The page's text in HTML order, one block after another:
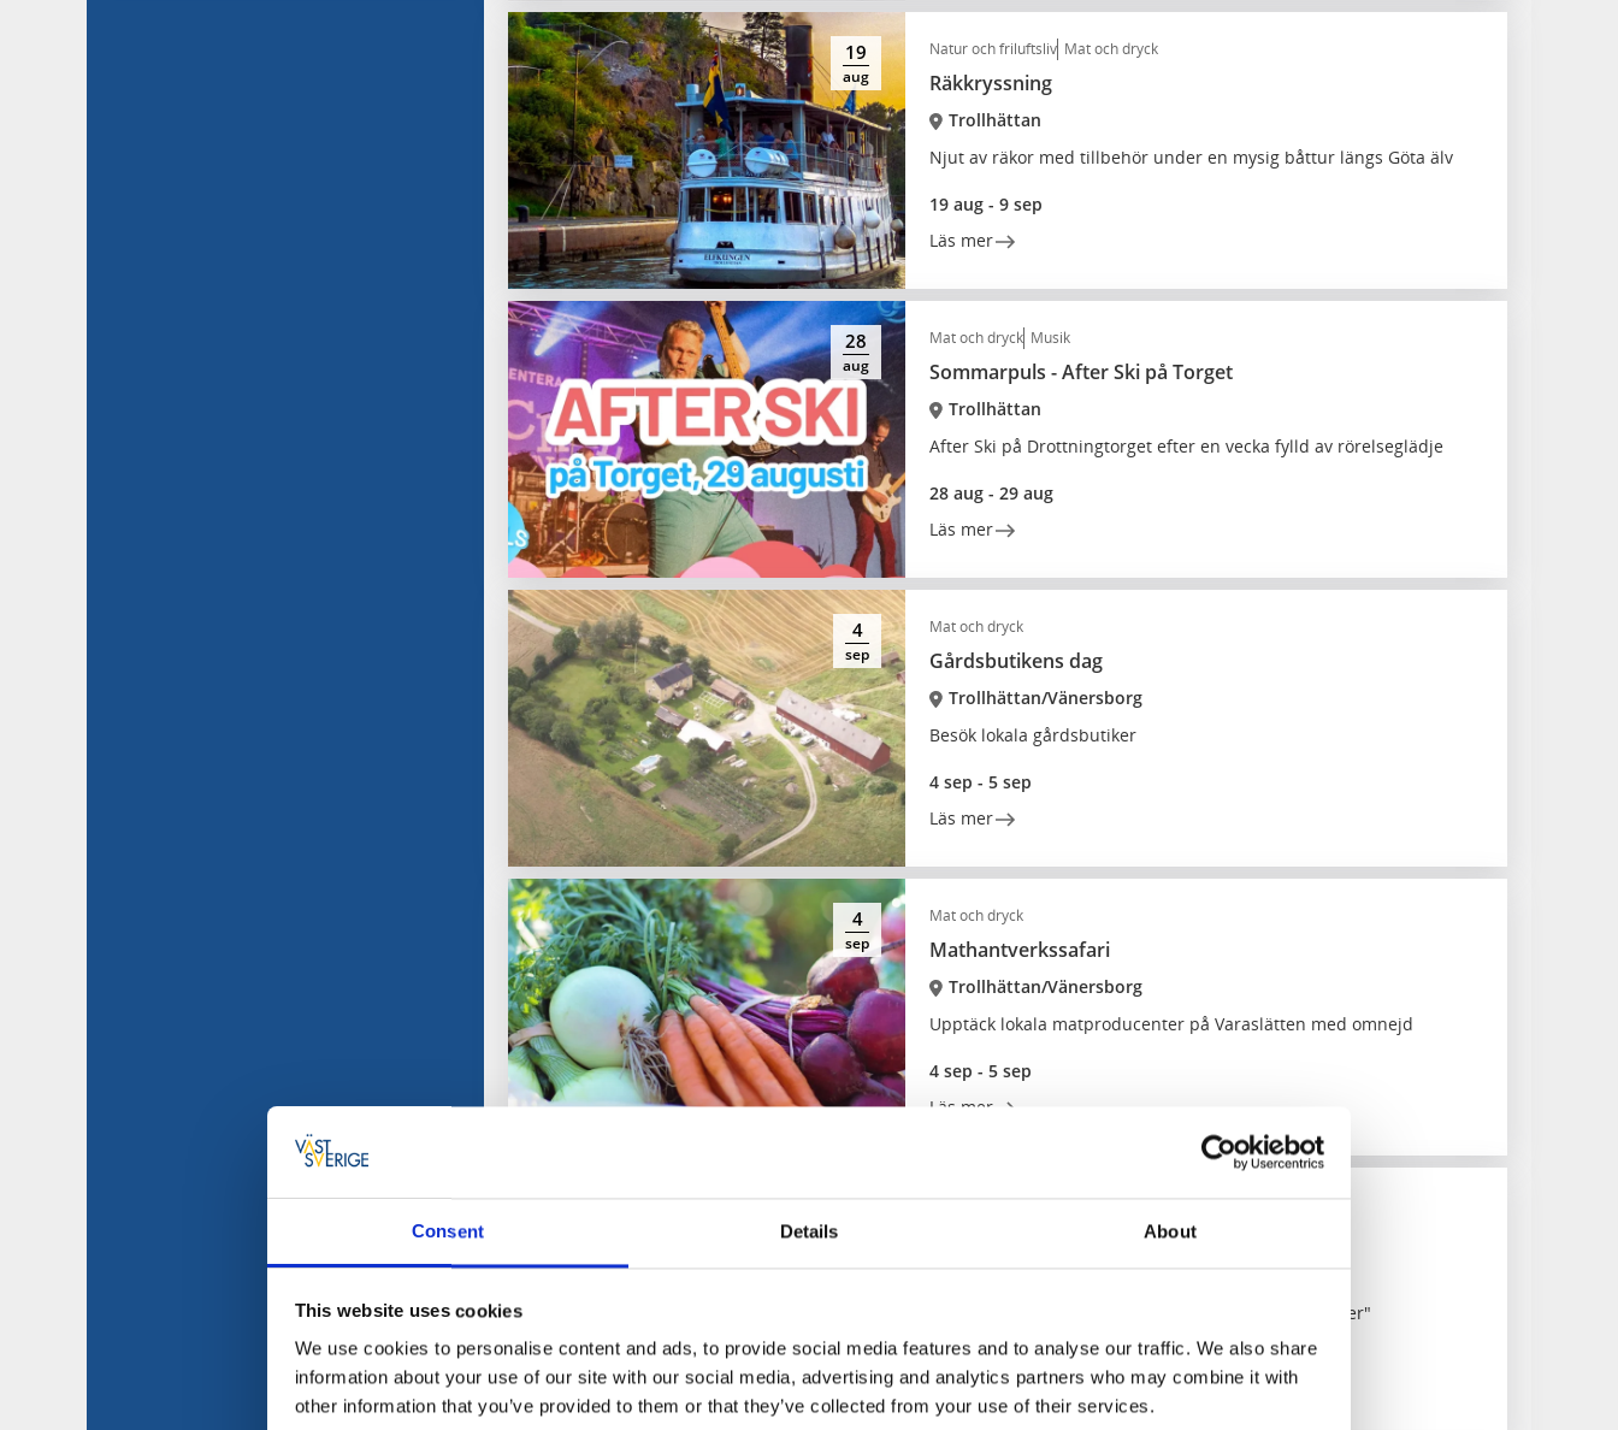
Consent Details About
This website uses cookies
We use cookies to personalise content and ads, to provide social media features and to analyse our traffic. We also share
information about your use of our site with our social media, advertising and analytics partners who may combine it with
other information that you’ve provided to them or that they’ve collected from your use of their services.
19
aug
Natur och friluftsliv Mat och dryck
Räkkryssning
Trollhättan
Njut av räkor med tillbehör under en mysig båttur längs Göta älv
19 aug - 9 sep
Läs mer
28
aug
Mat och dryck Musik
Sommarpuls - After Ski på Torget
Trollhättan
After Ski på Drottningtorget efter en vecka fylld av rörelseglädje
28 aug - 29 aug
Läs mer
4
sep
Mat och dryck
Gårdsbutikens dag
Trollhättan/Vänersborg
Besök lokala gårdsbutiker
4 sep - 5 sep
Läs mer
4
sep
Mat och dryck
Mathantverkssafari
Trollhättan/Vänersborg
Upptäck lokala matproducenter på Varaslätten med omnejd
4 sep - 5 sep
Läs mer
Musik Mat och dryck
Soppteater – Lilla bandet
Trollhättan
Välkommen till Lilla Bandet! "Sveriges minsta orkester"
20 sep - 21 sep
Läs mer